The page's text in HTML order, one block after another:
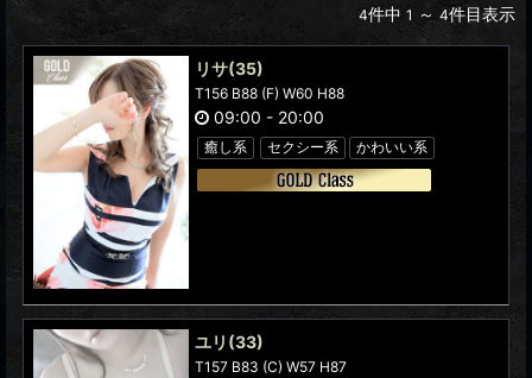
4件中 1 ～ 4件目表示
リサ(35)
T156 B88 (F) W60 H88
09:00 - 20:00
癒し系 セクシー系 かわいい系
ユリ (33)
T157 B83 (C) W57 H87